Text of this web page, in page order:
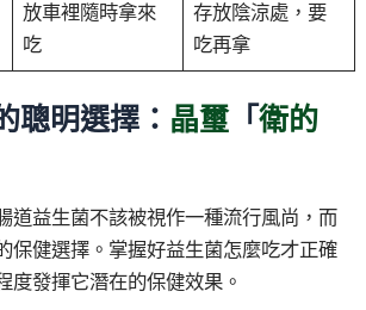
放車裡隨時拿來
吃
存放陰涼處，要
吃再拿
聰明選擇： 晶璽「衛的
道益生菌不該被視作一種流行風尚，而
保健選擇。掌握好益生菌怎麼吃才正確
度發揮它潛在的保健效果。